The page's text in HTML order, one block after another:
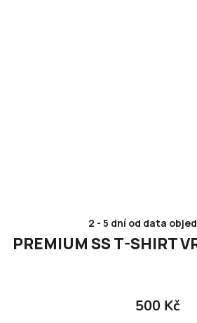
2 - 5 dní od data
PREMIUM SS T-SHIRT
500 Kč